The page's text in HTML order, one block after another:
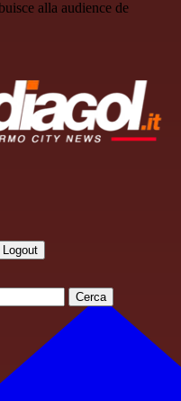
alla audience de
Logout
Cerca